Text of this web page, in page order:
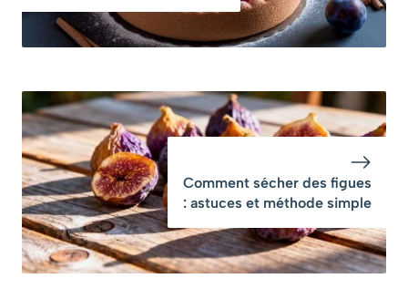
Comment sécher des figues
: astuces et méthode simple